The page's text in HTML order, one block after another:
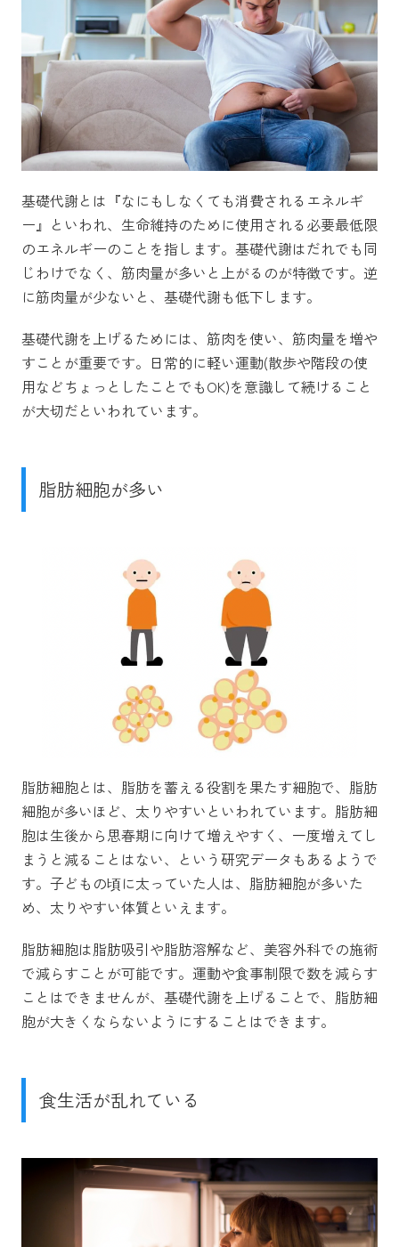
基礎代謝とは『なにもしなくても消費されるエネルギ
ー』といわれ、生命維持のために使用される必要最低限
のエネルギーのことを指します。基礎代謝はだれでも同
じわけでなく、筋肉量が多いと上がるのが特徴です。逆
に筋肉量が少ないと、基礎代謝も低下します。
基礎代謝を上げるためには、筋肉を使い、筋肉量を増や
すことが重要です。日常的に軽い運動(散歩や階段の使
用などちょっとしたことでもOK)を意識して続けること
が大切だといわれています。
脂肪細胞が多い
脂肪細胞とは、脂肪を蓄える役割を果たす細胞で、脂肪
細胞が多いほど、太りやすいといわれています。脂肪細
胞は生後から思春期に向けて増えやすく、一度増えてし
まうと減ることはない、という研究データもあるようで
す。子どもの頃に太っていた人は、脂肪細胞が多いた
め、太りやすい体質といえます。
脂肪細胞は脂肪吸引や脂肪溶解など、美容外科での施術
で減らすことが可能です。運動や食事制限で数を減らす
ことはできませんが、基礎代謝を上げることで、脂肪細
胞が大きくならないようにすることはできます。
食生活が乱れている